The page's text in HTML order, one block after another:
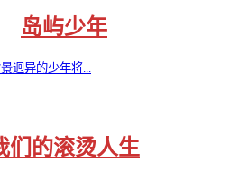
岛屿少年
迥异的少年将...
们的滚烫人生